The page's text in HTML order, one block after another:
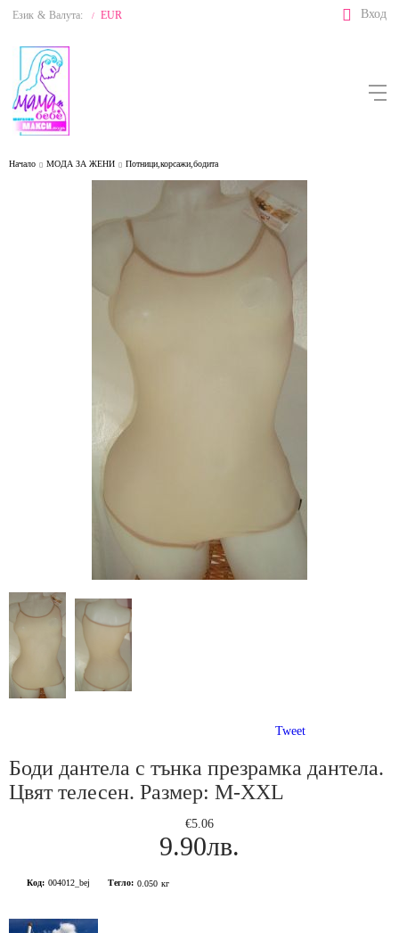
Език & Валута: / EUR Вход
Начало МОДА ЗА ЖЕНИ Потници,корсажи,бодита
Tweet
Боди дантела с тънка презрамка дантела.
Цвят телесен. Размер: M-XXL
€5.06
9.90лв.
Код: 004012_bej Тегло: 0.050 кг